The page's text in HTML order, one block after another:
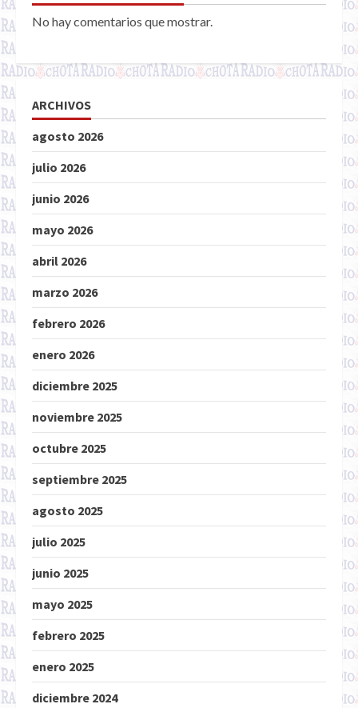
No hay comentarios que mostrar.
ARCHIVOS
agosto 2026
julio 2026
junio 2026
mayo 2026
abril 2026
marzo 2026
febrero 2026
enero 2026
diciembre 2025
noviembre 2025
octubre 2025
septiembre 2025
agosto 2025
julio 2025
junio 2025
mayo 2025
febrero 2025
enero 2025
diciembre 2024